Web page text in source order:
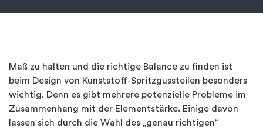
Maß zu halten und die richtige Balance zu finden ist
beim Design von Kunststoff-Spritzgussteilen besonders
wichtig. Denn es gibt mehrere potenzielle Probleme im
Zusammenhang mit der Elementstärke. Einige davon
lassen sich durch die Wahl des „genau richtigen“